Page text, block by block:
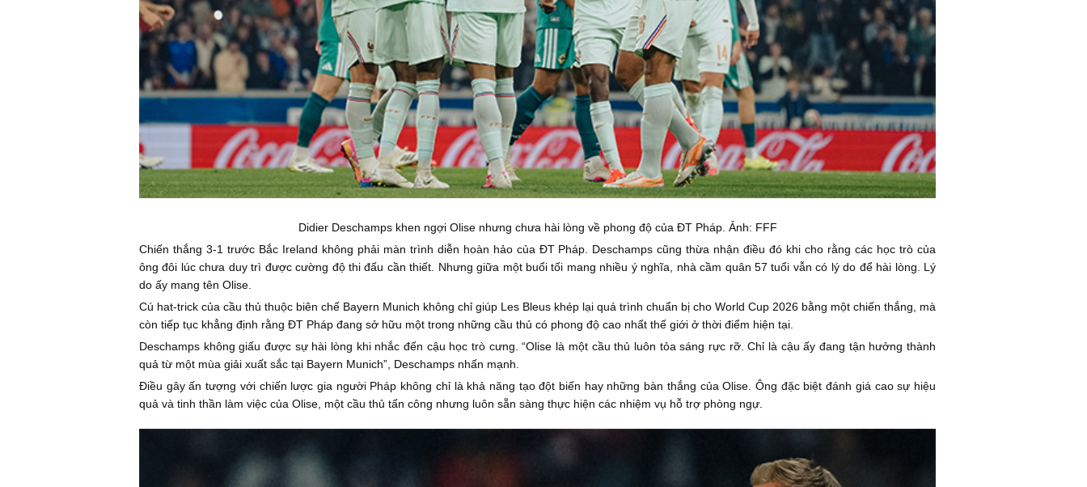
Didier Deschamps khen ngợi Olise nhưng chưa hài lòng về phong độ của ĐT Pháp. Ảnh: FFF
Chiến thắng 3-1 trước Bắc Ireland không phải màn trình diễn hoàn hảo của ĐT Pháp. Deschamps cũng thừa nhận điều đó khi cho rằng các học trò của
ông đôi lúc chưa duy trì được cường độ thi đấu cần thiết. Nhưng giữa một buổi tối mang nhiều ý nghĩa, nhà cầm quân 57 tuổi vẫn có lý do để hài lòng. Lý
do ấy mang tên Olise.
Cú hat-trick của cầu thủ thuộc biên chế Bayern Munich không chỉ giúp Les Bleus khép lại quá trình chuẩn bị cho World Cup 2026 bằng một chiến thắng, mà
còn tiếp tục khẳng định rằng ĐT Pháp đang sở hữu một trong những cầu thủ có phong độ cao nhất thế giới ở thời điểm hiện tại.
Deschamps không giấu được sự hài lòng khi nhắc đến cậu học trò cưng. “Olise là một cầu thủ luôn tỏa sáng rực rỡ. Chỉ là cậu ấy đang tận hưởng thành
quả từ một mùa giải xuất sắc tại Bayern Munich”, Deschamps nhấn mạnh.
Điều gây ấn tượng với chiến lược gia người Pháp không chỉ là khả năng tạo đột biến hay những bàn thắng của Olise. Ông đặc biệt đánh giá cao sự hiệu
quả và tinh thần làm việc của Olise, một cầu thủ tấn công nhưng luôn sẵn sàng thực hiện các nhiệm vụ hỗ trợ phòng ngự.